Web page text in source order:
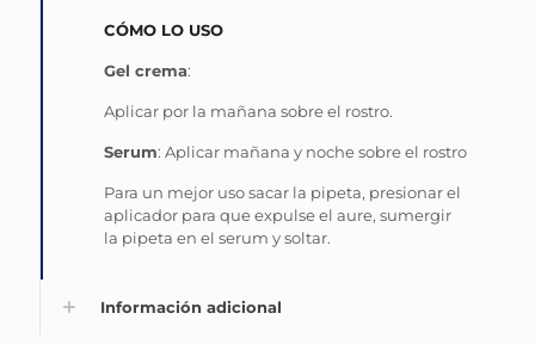
CÓMO LO USO
Gel crema:
Aplicar por la mañana sobre el rostro.
Serum: Aplicar mañana y noche sobre el rostro
Para un mejor uso sacar la pipeta, presionar el
aplicador para que expulse el aure, sumergir
la pipeta en el serum y soltar.
Información adicional